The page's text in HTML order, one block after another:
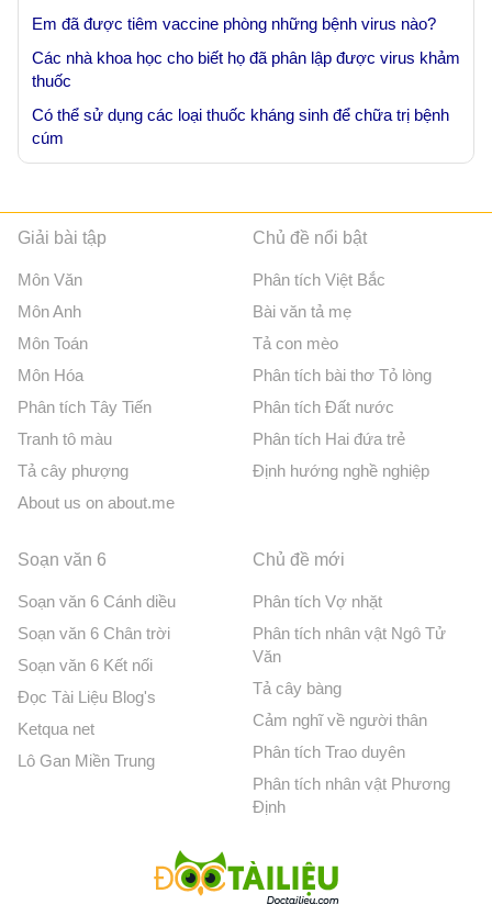
Em đã được tiêm vaccine phòng những bệnh virus nào?
Các nhà khoa học cho biết họ đã phân lập được virus khảm
thuốc
Có thể sử dụng các loại thuốc kháng sinh để chữa trị bệnh
cúm
Giải bài tập
Môn Văn
Môn Anh
Môn Toán
Môn Hóa
Phân tích Tây Tiến
Tranh tô màu
Tả cây phượng
About us on about.me
Chủ đề nổi bật
Phân tích Việt Bắc
Bài văn tả mẹ
Tả con mèo
Phân tích bài thơ Tỏ lòng
Phân tích Đất nước
Phân tích Hai đứa trẻ
Định hướng nghề nghiệp
Soạn văn 6
Soạn văn 6 Cánh diều
Soạn văn 6 Chân trời
Soạn văn 6 Kết nối
Đọc Tài Liệu Blog's
Ketqua net
Lô Gan Miền Trung
Chủ đề mới
Phân tích Vợ nhặt
Phân tích nhân vật Ngô Tử
Văn
Tả cây bàng
Cảm nghĩ về người thân
Phân tích Trao duyên
Phân tích nhân vật Phương
Định